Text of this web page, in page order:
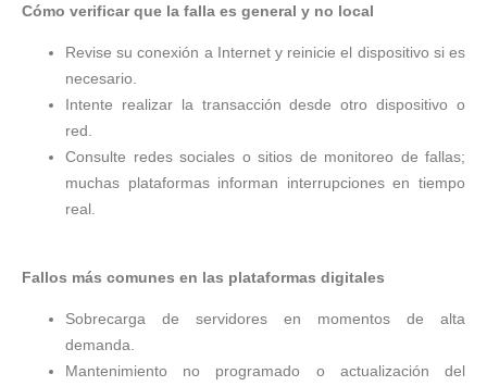
Cómo verificar que la falla es general y no local
Revise su conexión a Internet y reinicie el dispositivo si es
necesario.
Intente realizar la transacción desde otro dispositivo o
red.
Consulte redes sociales o sitios de monitoreo de fallas;
muchas plataformas informan interrupciones en tiempo
real.
Fallos más comunes en las plataformas digitales
Sobrecarga de servidores en momentos de alta
demanda.
Mantenimiento no programado o actualización del